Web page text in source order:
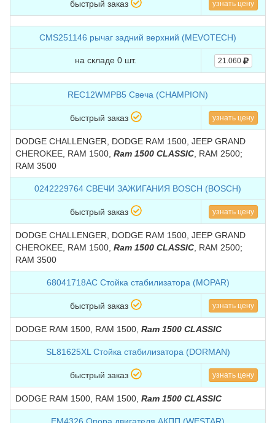
быстрый заказ узнать цену
CMS251146 рычаг задний верхний (MEVOTECH)
на складе 0 шт. 21.060
REC12WMPB5 Свеча (CHAMPION)
быстрый заказ узнать цену
DODGE CHALLENGER, DODGE RAM 1500, JEEP GRAND
CHEROKEE, RAM 1500, Ram 1500 CLASSIC , RAM 2500;
RAM 3500
0242229764 СВЕЧИ ЗАЖИГАНИЯ BOSCH (BOSCH)
быстрый заказ узнать цену
DODGE CHALLENGER, DODGE RAM 1500, JEEP GRAND
CHEROKEE, RAM 1500, Ram 1500 CLASSIC , RAM 2500;
RAM 3500
68041718AC Стойка стабилизатора (MOPAR)
быстрый заказ узнать цену
DODGE RAM 1500, RAM 1500, Ram 1500 CLASSIC
SL81625XL Стойка стабилизатора (DORMAN)
быстрый заказ узнать цену
DODGE RAM 1500, RAM 1500, Ram 1500 CLASSIC